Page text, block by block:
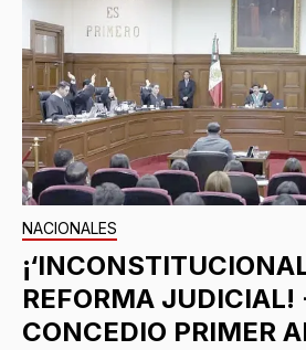
NACIONALES
REFORMA JUDICIAL!
CONCEDIO PRIMER